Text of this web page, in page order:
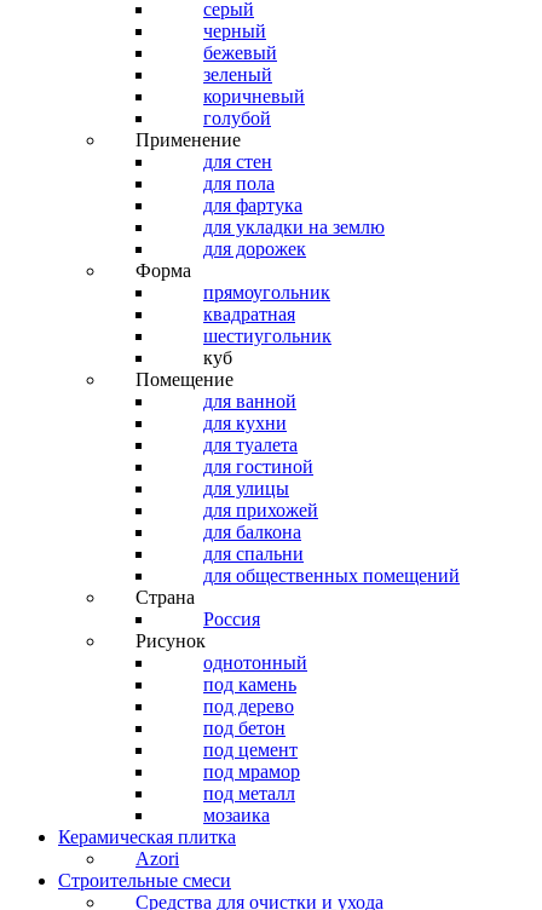
серый
черный
бежевый
зеленый
коричневый
голубой
Применение
для стен
для пола
для фартука
для укладки на землю
для дорожек
Форма
прямоугольник
квадратная
шестиугольник
куб
Помещение
для ванной
для кухни
для туалета
для гостиной
для улицы
для прихожей
для балкона
для спальни
для общественных помещений
Страна
Россия
Рисунок
однотонный
под камень
под дерево
под бетон
под цемент
под мрамор
под металл
мозаика
Керамическая плитка
Azori
Строительные смеси
Средства для очистки и ухода